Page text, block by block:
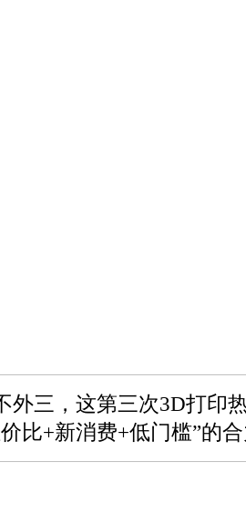
三，这第三次3D打印
比+新消费+低门槛”的